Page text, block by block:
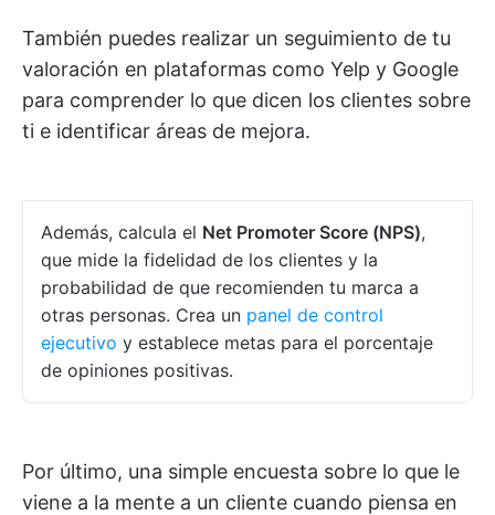
También puedes realizar un seguimiento de tu
valoración en plataformas como Yelp y Google
para comprender lo que dicen los clientes sobre
ti e identificar áreas de mejora.
Además, calcula el Net Promoter Score (NPS),
que mide la fidelidad de los clientes y la
probabilidad de que recomienden tu marca a
otras personas. Crea un panel de control
ejecutivo y establece metas para el porcentaje
de opiniones positivas.
Por último, una simple encuesta sobre lo que le
viene a la mente a un cliente cuando piensa en